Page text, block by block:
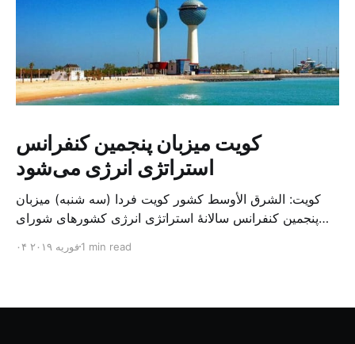
کویت میزبان پنجمین کنفرانس
استراتژی انرژی می‌شود
کویت: الشرق الأوسط کشور کویت فردا (سه شنبه) میزبان
پنجمین کنفرانس سالانهٔ استراتژی انرژی کشورهای شورای
متخصص از شرکت‌های جهانی نفت و گاز در این کنفرانس
۰۴ فوریه ۲۰۱۹1 min read